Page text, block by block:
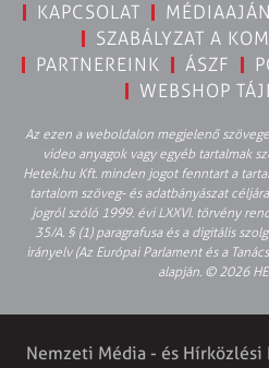
KAPCSOLAT
SZABÁLYZAT A
PARTNEREINK
ÁSZF
WEBSHOP
Az ezen a weboldalon megjelenő
video anyagok vagy egyéb tartalmak
Hetek.hu Kft. minden jogot fenntart a
tartalom szöveg- és adatbányászat
jogról szóló 1999. évi LXXVI. törvény
35/A. § (1) paragrafusa és a digitális
irányelv (Az Európai Parlament és a
alapján. © 2026
Nemzeti Média - és Hírközlési